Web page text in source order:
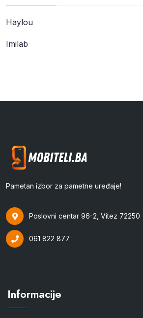
Haylou
Imilab
Pametan izbor za pametne uređaje!
Poslovni centar 96-2, Vitez 72250
061 822 877
Informacije